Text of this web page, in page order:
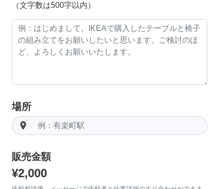
（文字数は500字以内）
場所
room
販売金額
¥2,000